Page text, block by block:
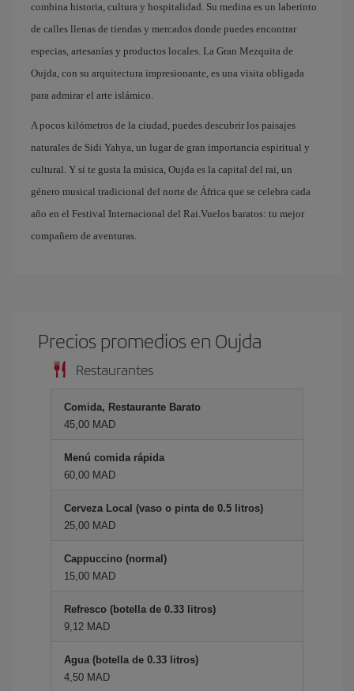
combina historia, cultura y hospitalidad. Su medina es un laberinto
de calles llenas de tiendas y mercados donde puedes encontrar
especias, artesanías y productos locales. La Gran Mezquita de
Oujda, con su arquitectura impresionante, es una visita obligada
para admirar el arte islámico.
A pocos kilómetros de la ciudad, puedes descubrir los paisajes
naturales de Sidi Yahya, un lugar de gran importancia espiritual y
cultural. Y si te gusta la música, Oujda es la capital del rai, un
género musical tradicional del norte de África que se celebra cada
año en el Festival Internacional del Rai.Vuelos baratos: tu mejor
compañero de aventuras.
Precios promedios en Oujda
Restaurantes
Comida, Restaurante Barato
45,00 MAD
Menú comida rápida
60,00 MAD
Cerveza Local (vaso o pinta de 0.5 litros)
25,00 MAD
Cappuccino (normal)
15,00 MAD
Refresco (botella de 0.33 litros)
9,12 MAD
Agua (botella de 0.33 litros)
4,50 MAD